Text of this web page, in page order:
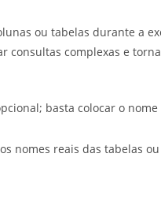
ou tabelas durante a
consultas complexas e
basta colocar o
nomes reais das tabelas